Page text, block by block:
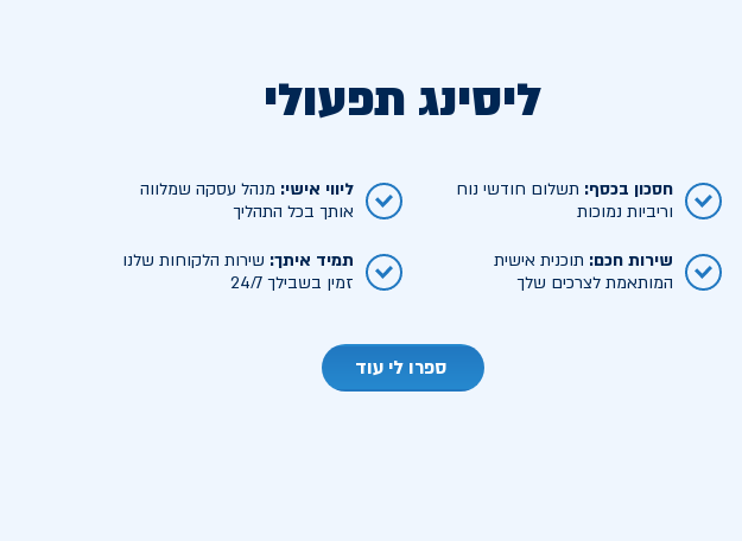
ליסינג תפעולי
חסכון בכסף: תשלום חודשי נוח
וריביות נמוכות
ליווי אישי: מנהל עסקה שמלווה
אותך בכל התהליך
שירות חכם: תוכנית אישית
המותאמת לצרכים שלך
תמיד איתך: שירות הלקוחות שלנו
זמין בשבילך 24/7
ספרו לי עוד